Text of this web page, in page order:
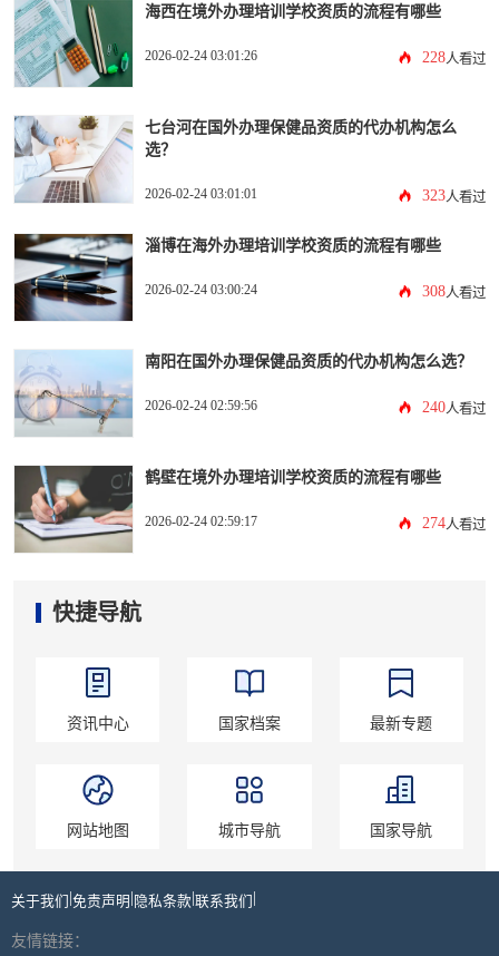
海西在境外办理培训学校资质的流程有哪些
2026-02-24 03:01:26 228人看过
七台河在国外办理保健品资质的代办机构怎么
选？
2026-02-24 03:01:01 323人看过
淄博在海外办理培训学校资质的流程有哪些
2026-02-24 03:00:24 308人看过
南阳在国外办理保健品资质的代办机构怎么选？
2026-02-24 02:59:56 240人看过
鹤壁在境外办理培训学校资质的流程有哪些
2026-02-24 02:59:17 274人看过
快捷导航
资讯中心 国家档案 最新专题
网站地图 城市导航 国家导航
关于我们 |免责声明 | 隐私条款|联系我们 |
友情链接：